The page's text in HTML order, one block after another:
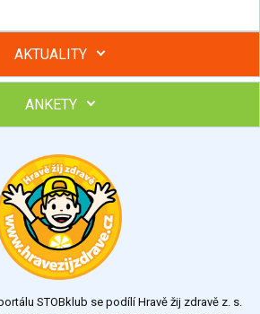
AKTUALITY
lektorky a skupiny v kurzech STOBu
Najděte si odborníka STOBu ve
ANKETY
Všechny ankety
STOBklub se podílí Hravě žij zdravě z. s.